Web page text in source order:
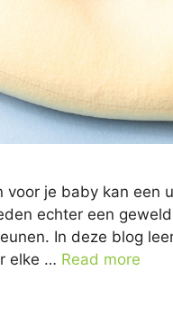
je baby kan een
echter een
In deze blog
elke … Read more